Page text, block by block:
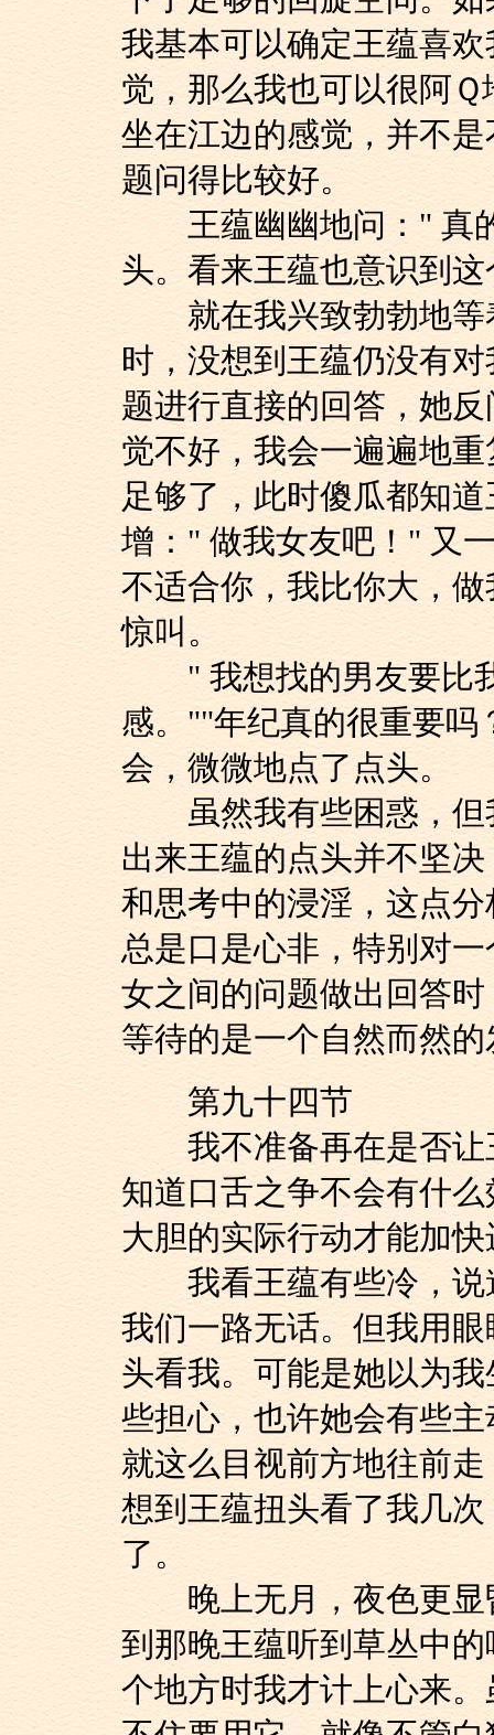
我基本可以确定王蕴喜
觉，那么我也可以很阿
坐在江边的感觉，并不
题问得比较好。
王蕴幽幽地问：" 真的
头。看来王蕴也意识到
就在我兴致勃勃地等
时，没想到王蕴仍没有
题进行直接的回答，她
觉不好，我会一遍遍地
足够了，此时傻瓜都知
增：" 做我女友吧！" 又
不适合你，我比你大，
惊叫。
" 我想找的男友要比
感。""年纪真的很重要吗
会，微微地点了点头。
虽然我有些困惑，但
出来王蕴的点头并不坚
和思考中的浸淫，这点
总是口是心非，特别对
女之间的问题做出回答
等待的是一个自然而然
第九十四节
我不准备再在是否让
知道口舌之争不会有什
大胆的实际行动才能加
我看王蕴有些冷，说
我们一路无话。但我用
头看我。可能是她以为
些担心，也许她会有些
就这么目视前方地往前
想到王蕴扭头看了我几
了。
晚上无月，夜色更显
到那晚王蕴听到草丛中
个地方时我才计上心来